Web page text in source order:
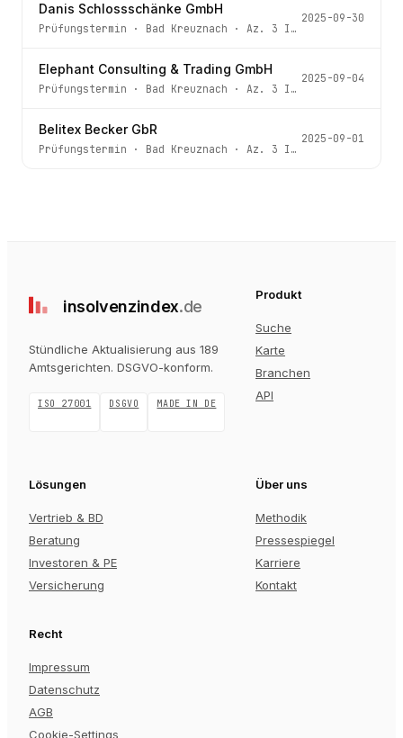
Danis Schlossschänke GmbH
Prüfungstermin · Bad Kreuznach · Az. 3 IN 101/25
2025-09-30
Elephant Consulting & Trading GmbH
Prüfungstermin · Bad Kreuznach · Az. 3 IN 167/24
2025-09-04
Belitex Becker GbR
Prüfungstermin · Bad Kreuznach · Az. 3 IN 109/25
2025-09-01
insolvenzindex.de
Stündliche Aktualisierung aus 189
Amtsgerichten. DSGVO-konform.
ISO 27001 DSGVO MADE IN DE
Produkt
Suche
Karte
Branchen
API
Lösungen
Vertrieb & BD
Beratung
Investoren & PE
Versicherung
Über uns
Methodik
Pressespiegel
Karriere
Kontakt
Recht
Impressum
Datenschutz
AGB
Cookie-Settings